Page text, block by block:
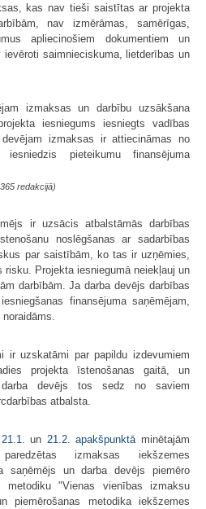
kas nav tieši saistītas ar projekta
nav izmērāmas, samērīgas,
apliecinošiem dokumentiem un
saimnieciskuma, lietderības un
izmaksas un darbību uzsākšana
iesniegums iesniegts vadības
izmaksas ir attiecināmas no
pieteikumu finansējuma
redakcijā)
ir uzsācis atbalstāmās darbības
noslēgšanas ar sadarbības
par saistībām, ko tas ir uzņēmies,
Projekta iesniegumā neiekļauj un
darbībām. Ja darba devējs darbības
finansējuma saņēmējam,
ir uzskatāmi par papildu izdevumiem
projekta īstenošanas gaitā, un
darba devējs tos sedz no saviem
atbalsta.
21.1. un 21.2. apakšpunktā minētajām
izmaksas iekšzemes
saņēmējs un darba devējs piemēro
metodiku "Vienas vienības izmaksu
piemērošanas metodika iekšzemes